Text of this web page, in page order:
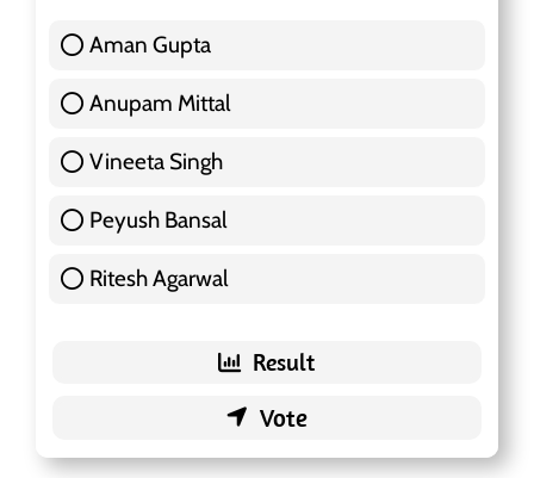
Aman Gupta
Anupam Mittal
Vineeta Singh
Peyush Bansal
Ritesh Agarwal